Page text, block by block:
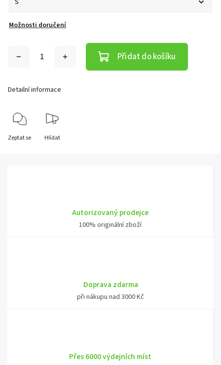
Možnosti doručení
Přidat do košíku
Detailní informace
Zeptat se Hlídat
Autorizovaný prodejce
100% originální zboží
Doprava zdarma
při nákupu nad 3000 Kč
Přes 6000 výdejních míst